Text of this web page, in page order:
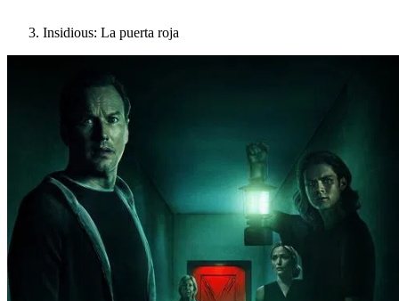
Insidious: La puerta roja